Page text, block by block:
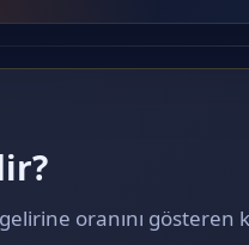
gelirine oranını gösteren